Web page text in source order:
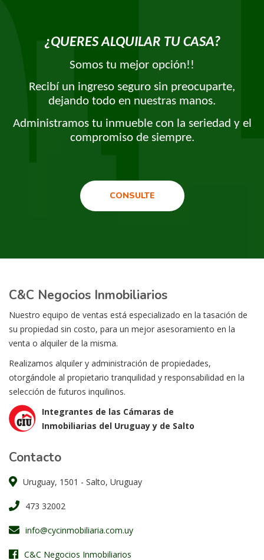
¿QUERES ALQUILAR TU CASA?
Somos tu mejor opción!!
Recibí un ingreso seguro sin preocuparte,
dejando todo en nuestras manos.
Administramos tu inmueble con la seriedad y el
compromiso de siempre.
CONSULTE
C&C Negocios Inmobiliarios
Nuestro equipo de ventas está especializado en la tasación de
su propiedad sin costo, para un mejor asesoramiento en la
venta o alquiler de la misma.
Realizamos alquiler y administración de propiedades,
otorgándole al propietario tranquilidad y responsabilidad en la
selección de futuros inquilinos.
Integrantes de las Cámaras de
Inmobiliarias del Uruguay y de Salto
Contacto
Uruguay, 1501 - Salto, Uruguay
473 32002
info@cycinmobiliaria.com.uy
C&C Negocios Inmobiliarios